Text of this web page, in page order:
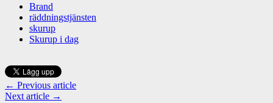
Brand
räddningstjänsten
skurup
Skurup i dag
← Previous article
Next article →